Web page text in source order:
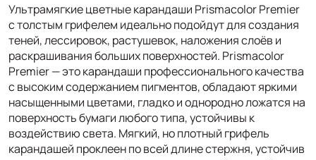
Ультрамягкие цветные карандаши Prismacolor Premier
с толстым грифелем идеально подойдут для создания
теней, лессировок, растушевок, наложения слоёв и
раскрашивания больших поверхностей. Prismacolor
Premier — это карандаши профессионального качества
с высоким содержанием пигментов, обладают яркими
насыщенными цветами, гладко и однородно ложатся на
поверхность бумаги любого типа, устойчивы к
воздействию света. Мягкий, но плотный грифель
карандашей проклеен по всей длине стержня, устойчив